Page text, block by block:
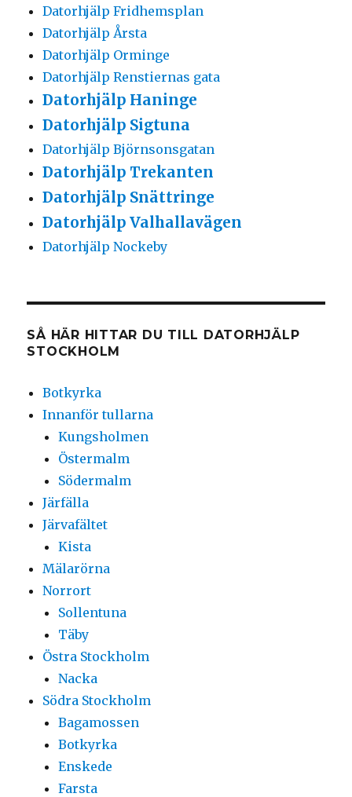
Datorhjälp Fridhemsplan
Datorhjälp Årsta
Datorhjälp Orminge
Datorhjälp Renstiernas gata
Datorhjälp Haninge
Datorhjälp Sigtuna
Datorhjälp Björnsonsgatan
Datorhjälp Trekanten
Datorhjälp Snättringe
Datorhjälp Valhallavägen
Datorhjälp Nockeby
SÅ HÄR HITTAR DU TILL DATORHJÄLP
STOCKHOLM
Botkyrka
Innanför tullarna
Kungsholmen
Östermalm
Södermalm
Järfälla
Järvafältet
Kista
Mälarörna
Norrort
Sollentuna
Täby
Östra Stockholm
Nacka
Södra Stockholm
Bagamossen
Botkyrka
Enskede
Farsta